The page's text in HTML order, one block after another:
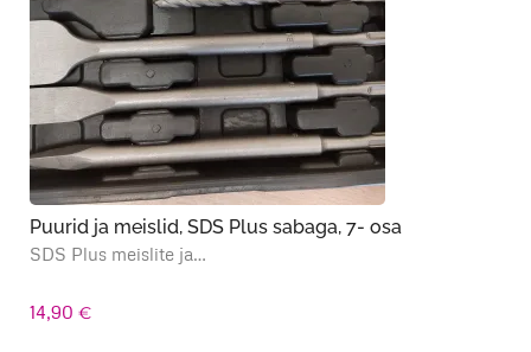
Puurid ja meislid, SDS Plus sabaga, 7- osa
SDS Plus meislite ja…
14,90 €